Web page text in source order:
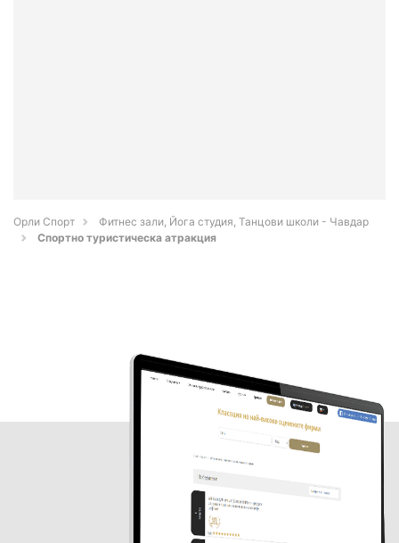
Орли Спорт
Фитнес зали, Йога студия, Танцови школи - Чавдар
Спортно туристическа атракция